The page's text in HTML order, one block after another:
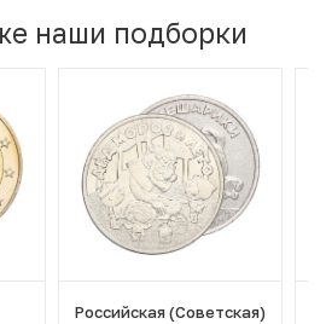
наши подборки
Российская (Советская)